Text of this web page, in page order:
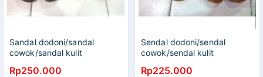
Sandal dodoni/sandal
cowok/sandal kulit
Rp250.000
Sendal dodoni/sendal
cowok/sendal kulit
Rp225.000